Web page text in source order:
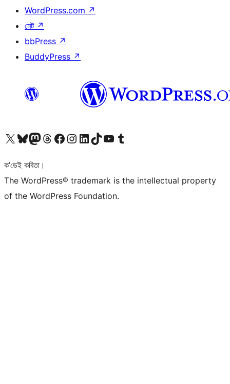
WordPress.com ↗
মেট ↗
bbPress ↗
BuddyPress ↗
আমাৰ X (আগৰ Twitter) একাউণ্টলৈ যাওকআমাৰ Bluesky একাউণ্টলৈ যাওকআমাৰ Mastodon একাউণ্টলৈ যাওকআমাৰ Threads একাউণ্টলৈ যাওকআমাৰ Facebook পৃষ্ঠালৈ যাওকআমাৰ Instagram একাউণ্টলৈ যাওকআমাৰ LinkedIn একাউণ্টলৈ যাওকআমাৰ TikTok একাউণ্টলৈ যাওকআমাৰ YouTube চেনেললৈ যাওকআমাৰ Tumblr একাউণ্টলৈ যাওক
ক’ডেই কবিতা।
The WordPress® trademark is the intellectual property
of the WordPress Foundation.